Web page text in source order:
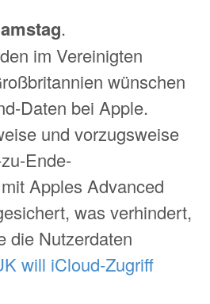
.
im Vereinigten
wünschen
Daten bei Apple.
und vorzugsweise
Ende-
Apples Advanced
was verhindert,
die Nutzerdaten
will iCloud-Zugriff